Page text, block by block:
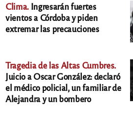
Clima. Ingresarán fuertes
vientos a Córdoba y piden
extremar las precauciones
Tragedia de las Altas Cumbres.
Juicio a Oscar González: declaró
el médico policial, un familiar de
Alejandra y un bombero